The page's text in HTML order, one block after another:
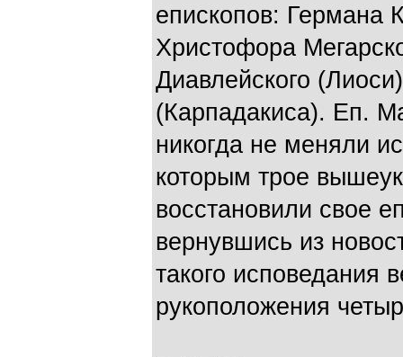
епископов: Германа
Христофора
Диавлейского
(Карпадакиса). Еп.
никогда не меняли
которым трое
восстановили свое
вернувшись из
такого исповедания
рукоположения